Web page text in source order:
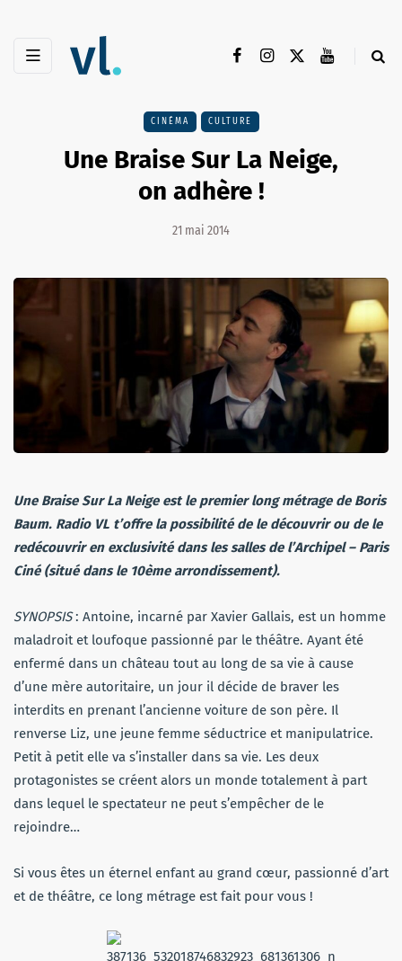
CINÉMA CULTURE
Une Braise Sur La Neige,
on adhère !
21 mai 2014
Une Braise Sur La Neige est le premier long métrage de Boris
Baum. Radio VL t’offre la possibilité de le découvrir ou de le
redécouvrir en exclusivité dans les salles de l’Archipel – Paris
Ciné (situé dans le 10ème arrondissement).
SYNOPSIS: Antoine, incarné par Xavier Gallais, est un homme
maladroit et loufoque passionné par le théâtre. Ayant été
enfermé dans un château tout au long de sa vie à cause
d’une mère autoritaire, un jour il décide de braver les
interdits en prenant l’ancienne voiture de son père. Il
renverse Liz, une jeune femme séductrice et manipulatrice.
Petit à petit elle va s’installer dans sa vie. Les deux
protagonistes se créent alors un monde totalement à part
dans lequel le spectateur ne peut s’empêcher de le
rejoindre…
Si vous êtes un éternel enfant au grand cœur, passionné d’art
et de théâtre, ce long métrage est fait pour vous !